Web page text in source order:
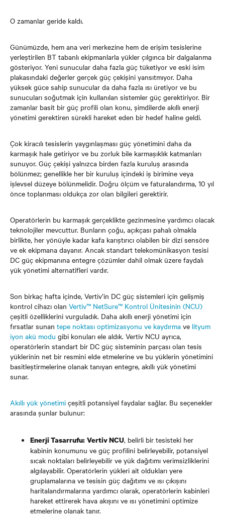
O zamanlar geride kaldı.
Günümüzde, hem ana veri merkezine hem de erişim tesislerine
yerleştirilen BT tabanlı ekipmanlarla yükler çılgınca bir dalgalanma
gösteriyor. Yeni sunucular daha fazla güç tüketiyor ve eski isim
plakasındaki değerler gerçek güç çekişini yansıtmıyor. Daha
yüksek güce sahip sunucular da daha fazla ısı üretiyor ve bu
sunucuları soğutmak için kullanılan sistemler güç gerektiriyor. Bir
zamanlar basit bir güç profili olan konu, şimdilerde akıllı enerji
yönetimi gerektiren sürekli hareket eden bir hedef haline geldi.
Çok kiracılı tesislerin yaygınlaşması güç yönetimini daha da
karmaşık hale getiriyor ve bu zorluk bile karmaşıklık katmanları
sunuyor. Güç çekişi yalnızca birden fazla kuruluş arasında
bölünmez; genellikle her bir kuruluş içindeki iş birimine veya
işlevsel düzeye bölünmelidir. Doğru ölçüm ve faturalandırma, 10 yıl
önce toplanması oldukça zor olan bilgileri gerektirir.
Operatörlerin bu karmaşık gerçeklikte gezinmesine yardımcı olacak
teknolojiler mevcuttur. Bunların çoğu, açıkçası pahalı olmakla
birlikte, her yönüyle kadar kafa karıştırıcı olabilen bir dizi sensöre
ve ek ekipmana dayanır. Ancak standart telekomünikasyon tesisi
DC güç ekipmanına entegre çözümler dahil olmak üzere faydalı
yük yönetimi alternatifleri vardır.
Son birkaç hafta içinde, Vertiv’in DC güç sistemleri için gelişmiş
kontrol cihazı olan Vertiv™ NetSure™ Kontrol Ünitesinin (NCU)
çeşitli özelliklerini vurguladık. Daha akıllı enerji yönetimi için
fırsatlar sunan tepe noktası optimizasyonu ve kaydırma ve lityum
iyon akü modu gibi konuları ele aldık. Vertiv NCU ayrıca,
operatörlerin standart bir DC güç sisteminin parçası olan tesis
yüklerinin net bir resmini elde etmelerine ve bu yüklerin yönetimini
basitleştirmelerine olanak tanıyan entegre, akıllı yük yönetimi
sunar.
Akıllı yük yönetimi çeşitli potansiyel faydalar sağlar. Bu seçenekler
arasında şunlar bulunur:
Enerji Tasarrufu: Vertiv NCU, belirli bir tesisteki her
kabinin konumunu ve güç profilini belirleyebilir, potansiyel
sıcak noktaları belirleyebilir ve yük dağıtımı verimsizliklerini
algılayabilir. Operatörlerin yükleri ait oldukları yere
gruplamalarına ve tesisin güç dağıtımı ve ısı çıkışını
haritalandırmalarına yardımcı olarak, operatörlerin kabinleri
hareket ettirerek hava akışını ve ısı yönetimini optimize
etmelerine olanak tanır.